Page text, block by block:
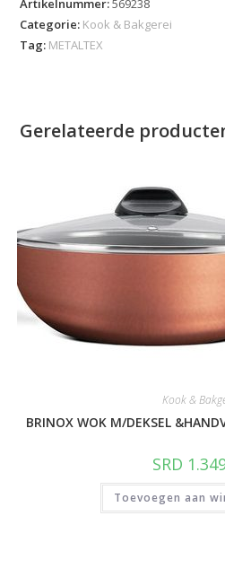
Artikelnummer:569238
Categorie: Kook & Bakgerei
Tag: METALTEX
Gerelateerde
Kook &
BRINOX WOK M/DEKSEL
SRD
Toevoegen aan